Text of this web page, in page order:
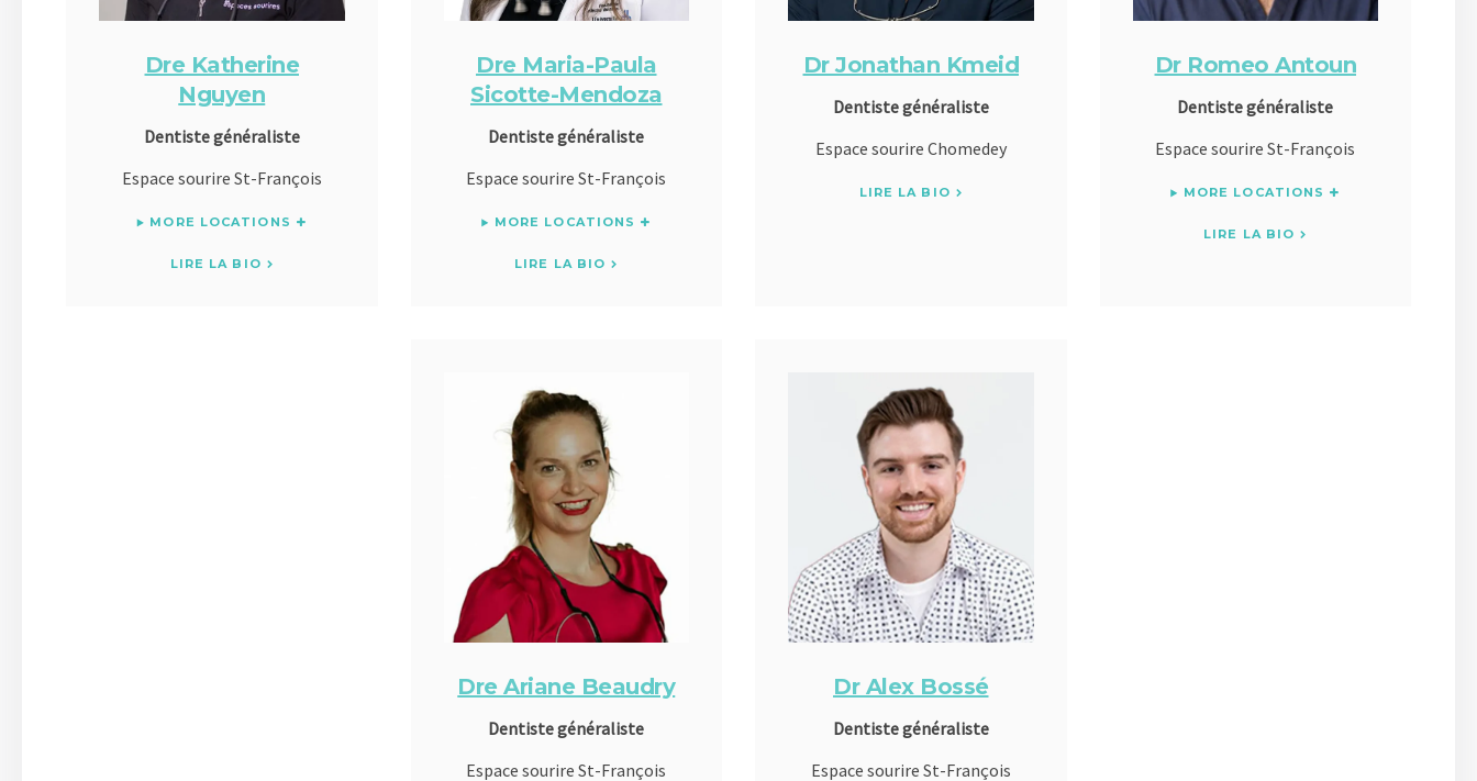
Dre Katherine
Nguyen
Dentiste généraliste
Espace sourire St-François
MORE LOCATIONS
LIRE LA BIO
Dre Maria-Paula
Sicotte-Mendoza
Dentiste généraliste
Espace sourire St-François
MORE LOCATIONS
LIRE LA BIO
Dr Jonathan Kmeid
Dentiste généraliste
Espace sourire Chomedey
LIRE LA BIO
Dr Romeo Antoun
Dentiste généraliste
Espace sourire St-François
MORE LOCATIONS
LIRE LA BIO
Dre Ariane Beaudry
Dentiste généraliste
Espace sourire St-François
Dr Alex Bossé
Dentiste généraliste
Espace sourire St-François